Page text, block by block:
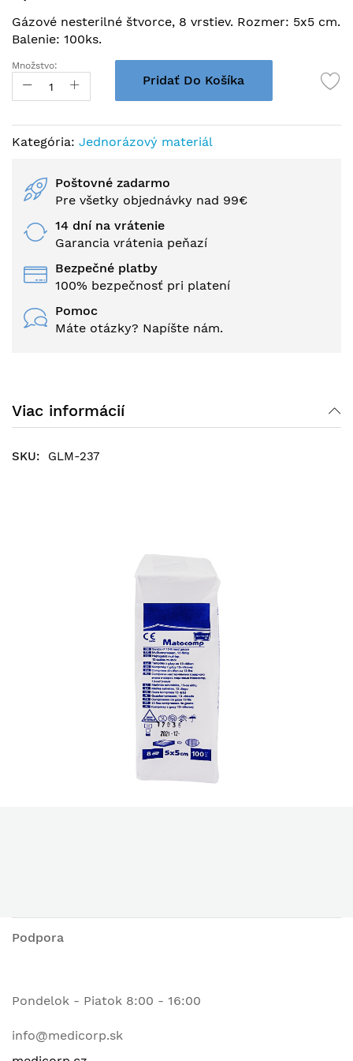
galérie
obrázkov
Gázové nesterilné štvorce, 8 vrstiev. Rozmer: 5x5 cm.
Balenie: 100ks.
Množstvo:
Pridať Do Košíka
Kategória: Jednorázový materiál
Poštovné zadarmo
Pre všetky objednávky nad 99€
14 dní na vrátenie
Garancia vrátenia peňazí
Bezpečné platby
100% bezpečnosť pri platení
Pomoc
Máte otázky? Napíšte nám.
Viac informácií
GLM-237
Podpora
Pondelok - Piatok 8:00 - 16:00
info@medicorp.sk